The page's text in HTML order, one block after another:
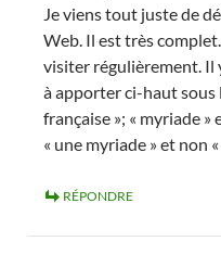
Je viens tout juste de
Web. Il est très
visiter régulièrement. Il
à apporter ci-haut sous
française »; « myriade
« une myriade » et non
RÉPONDRE